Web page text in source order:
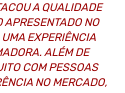
A QUALIDADE
APRESENTADO NO
EXPERIÊNCIA
ALÉM DE
COM PESSOAS
NO MERCADO,